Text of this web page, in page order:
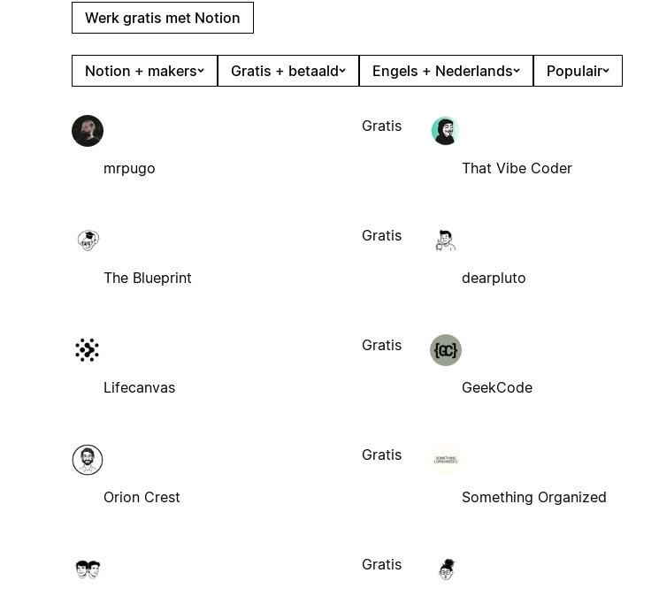
Werk gratis met Notion
Notion + makers Gratis + betaald Engels + Nederlands Populair
mrpugo
Gratis
That Vibe Coder
The Blueprint
Gratis
dearpluto
Lifecanvas
Gratis
GeekCode
Orion Crest
Gratis
Something Organized
Gratis